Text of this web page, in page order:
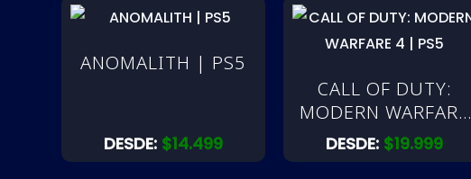
ANOMALITH | PS5
DESDE: $14.499
CALL OF DUTY:
MODERN WARFARE
4 | PS5
DESDE: $19.999